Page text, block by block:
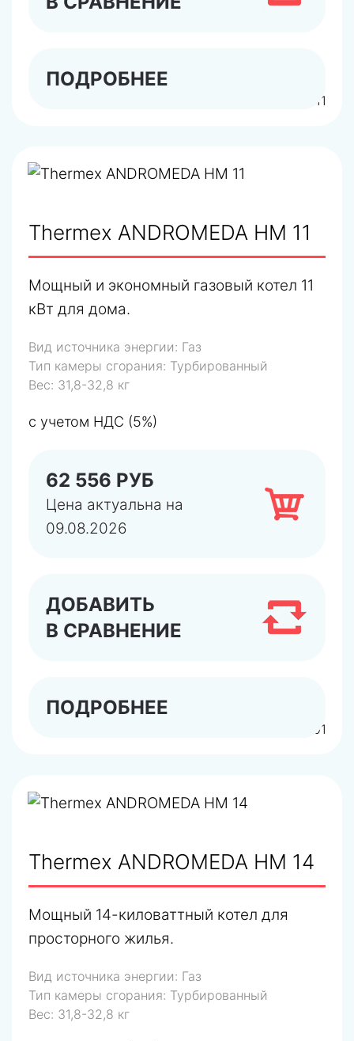
арт.401111
ПОДРОБНЕЕ
арт.TR300800001
Thermex ANDROMEDA HM 11
Мощный и экономный газовый котел 11
кВт для дома.
Вид источника энергии: Газ
Тип камеры сгорания: Турбированный
Вес: 31,8-32,8 кг
с учетом НДС (5%)
62 556 РУБ
Цена актуальна на
09.08.2026
ДОБАВИТЬ
В СРАВНЕНИЕ
ПОДРОБНЕЕ
Thermex ANDROMEDA HM 14
Мощный 14-киловаттный котел для
просторного жилья.
Вид источника энергии: Газ
Тип камеры сгорания: Турбированный
Вес: 31,8-32,8 кг